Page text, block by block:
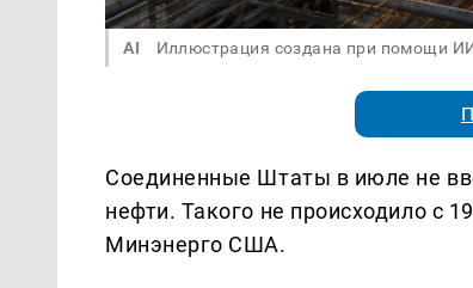
AI Иллюстрация создана при помощи
Соединенные Штаты в июле не
нефти. Такого не происходило с
Минэнерго США.